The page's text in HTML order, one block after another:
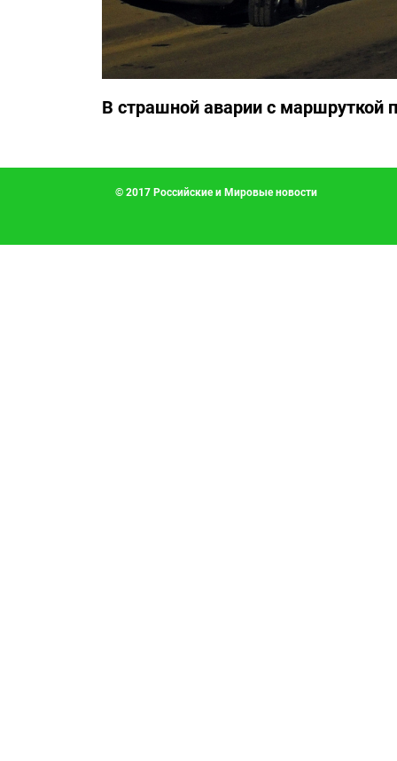
В страшной аварии с маршруткой
© 2017 Российские и Мировые новости